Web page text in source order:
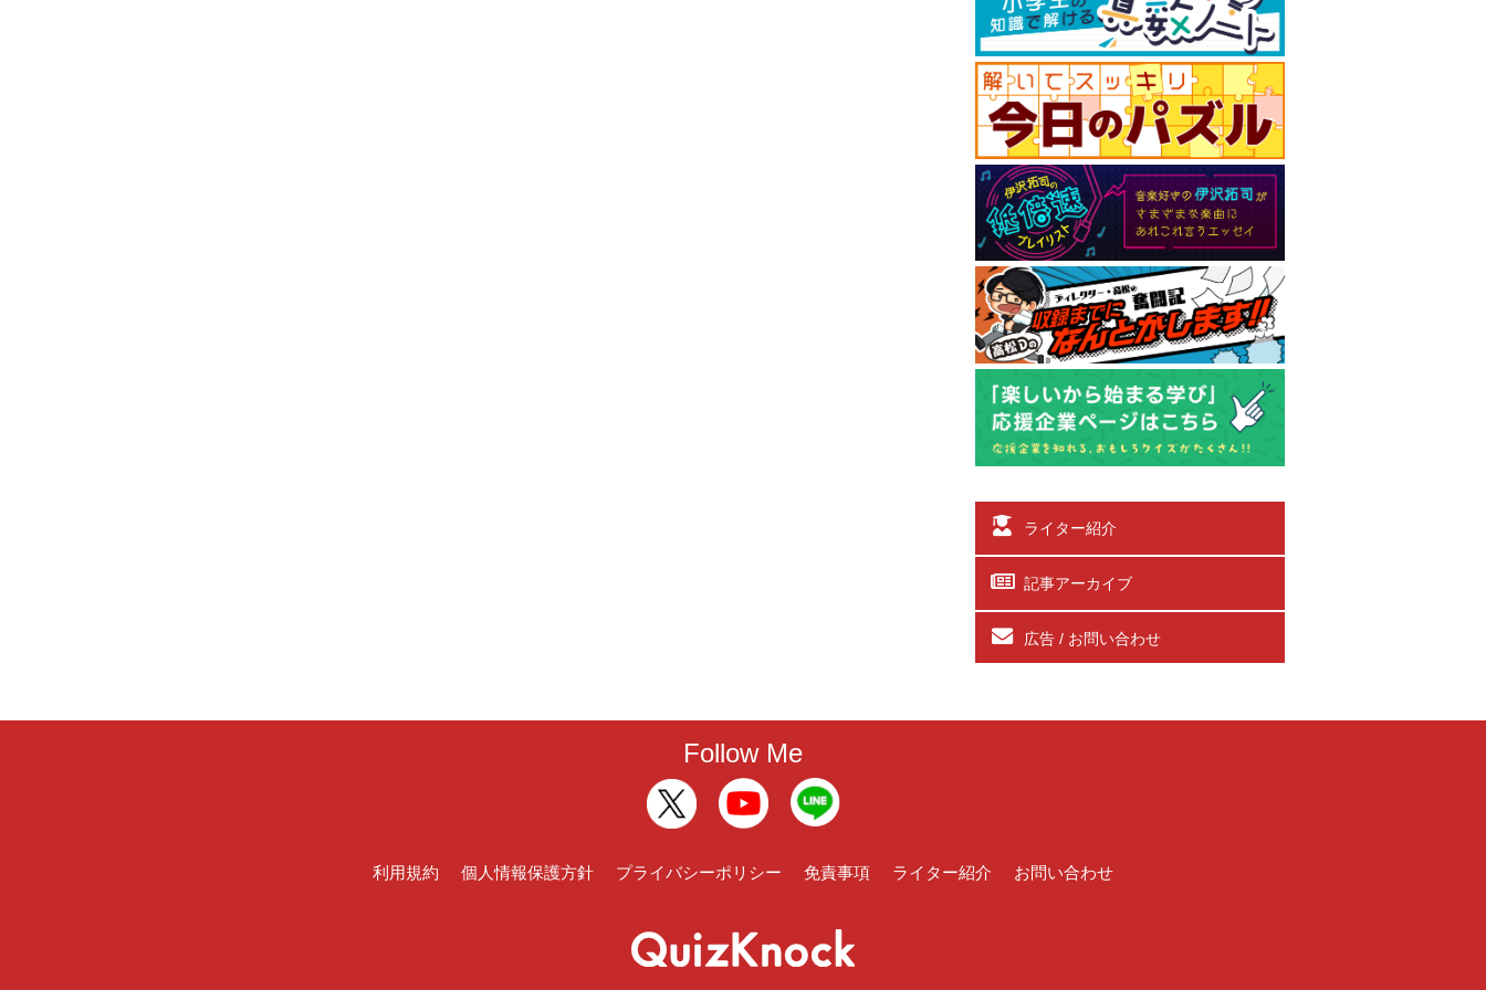
ライター紹介
記事アーカイブ
広告 / お問い合わせ
Follow Me
利用規約 個人情報保護方針 プライバシーポリシー 免責事項 ライター紹介 お問い合わせ